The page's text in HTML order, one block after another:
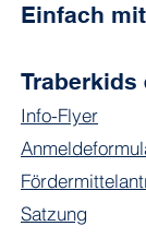
Hier spielt
Einfach
Traberkids
Info-Flyer
Satzung